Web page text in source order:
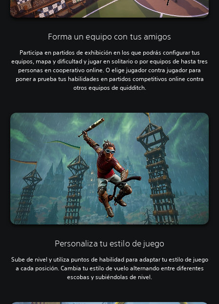
Forma un equipo con tus amigos
Participa en partidos de exhibición en los que podrás configurar tus
equipos, mapa y dificultad y jugar en solitario o por equipos de hasta tres
personas en cooperativo online. O elige jugador contra jugador para
poner a prueba tus habilidades en partidos competitivos online contra
otros equipos de quidditch.
Personaliza tu estilo de juego
Sube de nivel y utiliza puntos de habilidad para adaptar tu estilo de juego
a cada posición. Cambia tu estilo de vuelo alternando entre diferentes
escobas y subiéndolas de nivel.